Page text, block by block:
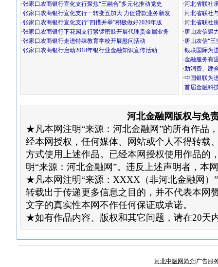
·张家口农商银行宣化支行聚焦“三融合”多元化推动党史
·张家口农商银行宣化支行一转变五加大 力促贷款业务新发
·张家口农商银行宣化支行“四措并举”积极做好2020年版
·张家口农商银行下花园支行紧锣密鼓开展代理贵金属业务
·张家口农商银行走进特殊教育学校开展慰问活动
·张家口农商银行启动2018年银行业金融知识宣传活动
·河北省联社
·河北省联社
·河北省联社
·唐山农信聚
·唐山农信“
·银联国际为
·金融服务有
·助消费、建
·中国银联为
·首届金融科
河北金融网版权与免
★凡本网注明“来源：河北金融网”的所有作品
经本网授权，任何媒体、网站或个人不得转载
方式使用上述作品。已经本网授权使用作品的
明“来源：河北金融网”。违反上述声明者，本
★凡本网注明“来源：XXXX（非河北金融网）
转载出于传递更多信息之目的，并不代表本网
文字的真实性本网不作任何保证或承诺。
★如有作品内容、版权和其它问题，请在20天
河北中融网简介 |广告服